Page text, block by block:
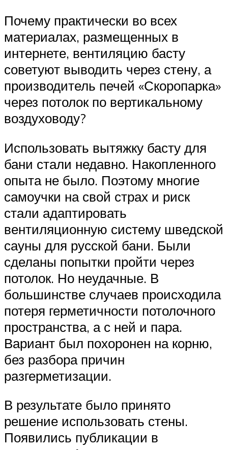
Почему практически во всех
материалах, размещенных в
интернете, вентиляцию басту
советуют выводить через стену, а
производитель печей «Скоропарка»
через потолок по вертикальному
воздуховоду?
Использовать вытяжку басту для
бани стали недавно. Накопленного
опыта не было. Поэтому многие
самоучки на свой страх и риск
стали адаптировать
вентиляционную систему шведской
сауны для русской бани. Были
сделаны попытки пройти через
потолок. Но неудачные. В
большинстве случаев происходила
потеря герметичности потолочного
пространства, а с ней и пара.
Вариант был похоронен на корню,
без разбора причин
разгерметизации.
В результате было принято
решение использовать стены.
Появились публикации в